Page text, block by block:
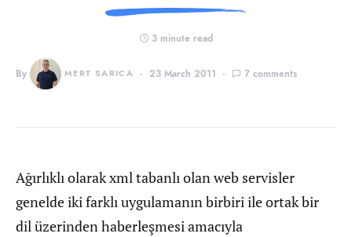
3 minute read
By MERT SARICA 23 March 2011 7 comments
Ağırlıklı olarak xml tabanlı olan web servisler
genelde iki farklı uygulamanın birbiri ile ortak bir
dil üzerinden haberleşmesi amacıyla